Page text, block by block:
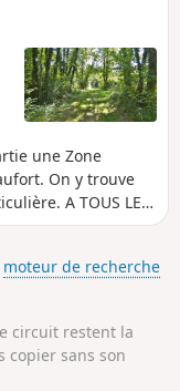
une Zone
On y trouve
A TOUS LES
MES RANDONNEES
moteur de recherche
circuit restent la
copier sans son